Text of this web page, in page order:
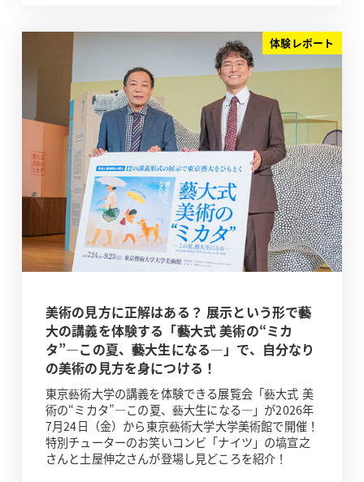
体験レポート
美術の見方に正解はある？ 展示という形で藝
大の講義を体験する「藝大式 美術の“ミカ
タ”―この夏、藝大生になる―」で、自分なり
の美術の見方を身につける！
東京藝術大学の講義を体験できる展覧会「藝大式 美
術の“ミカタ”―この夏、藝大生になる―」が2026年
7月24日（金）から東京藝術大学大学美術館で開催！
特別チューターのお笑いコンビ「ナイツ」の塙宣之
さんと土屋伸之さんが登場し見どころを紹介！